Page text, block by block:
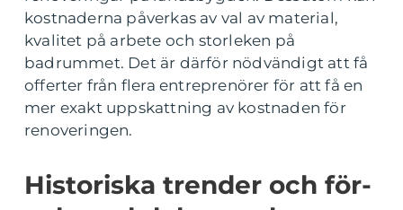
kostnaderna påverkas av val av material,
kvalitet på arbete och storleken på
badrummet. Det är därför nödvändigt att få
offerter från flera entreprenörer för att få en
mer exakt uppskattning av kostnaden för
renoveringen.
Historiska trender och för-